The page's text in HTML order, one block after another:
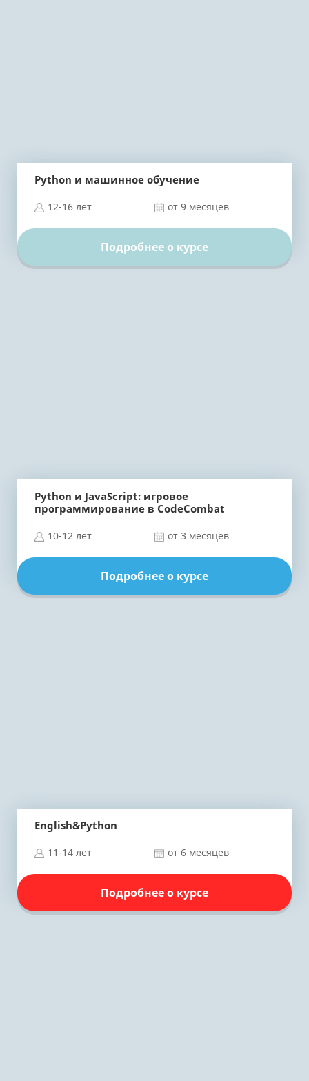
Python и машинное обучение
12-16 лет от 9 месяцев
Подробнее о курсе
Python и JavaScript: игровое
программирование в CodeCombat
10-12 лет от 3 месяцев
Подробнее о курсе
English&Python
11-14 лет от 6 месяцев
Подробнее о курсе